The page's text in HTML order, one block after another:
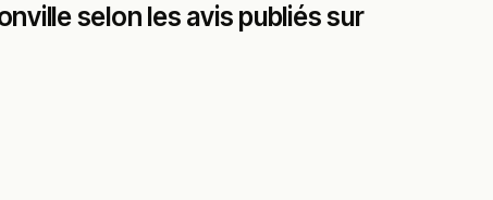
selon les avis publiés sur